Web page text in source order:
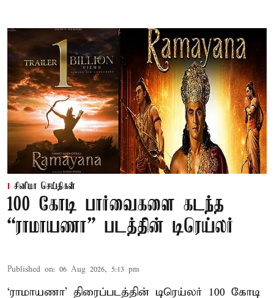
சினிமா செய்திகள்
100 கோடி பார்வைகளை கடந்த
“ராமாயணா” படத்தின் டிரெய்லர்
Published on: 06 Aug 2026, 5:13 pm
‘ராமாயணா’ திரைப்படத்தின் டிரெய்லர் 100 கோடி